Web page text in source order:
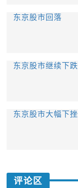
东京股市回落
东京股市继续下跌
东京股市大幅下挫
评论区